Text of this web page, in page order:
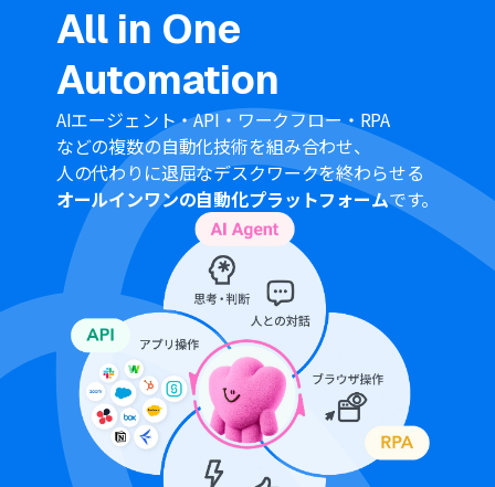
チーム共有フォルダなど、用途に合わせて格納先を指定し
てください
注意事項
Slack、BoxにのそれぞれとYoomを連携してください。
トリガーは5分、10分、15分、30分、60分の間隔で起動
間隔を選択できます。
プランによって最短の起動間隔が異なりますので、ご注意
ください。
ブラウザを操作するオペレーションはサクセスプランで
のみご利用いただける機能となっております。フリープラ
ン・ミニプラン・チームプランの場合は設定しているフロ
ーボットのオペレーションはエラーとなりますので、ご注
意ください。
サクセスプランなどの有料プランは、2週間の無料トライ
アルを行うことが可能です。無料トライアル中には制限対
象のアプリやブラウザを操作するオペレーションを使用
することができます。
ブラウザを操作するオペレーションの設定方法はこちら
をご参照ください。
All in One
Automation
AIエージェント・API・ワークフロー・RPA
などの複数の自動化技術を組み合わせ、
人の代わりに退屈なデスクワークを終わらせる
オールインワンの自動化プラットフォームです。